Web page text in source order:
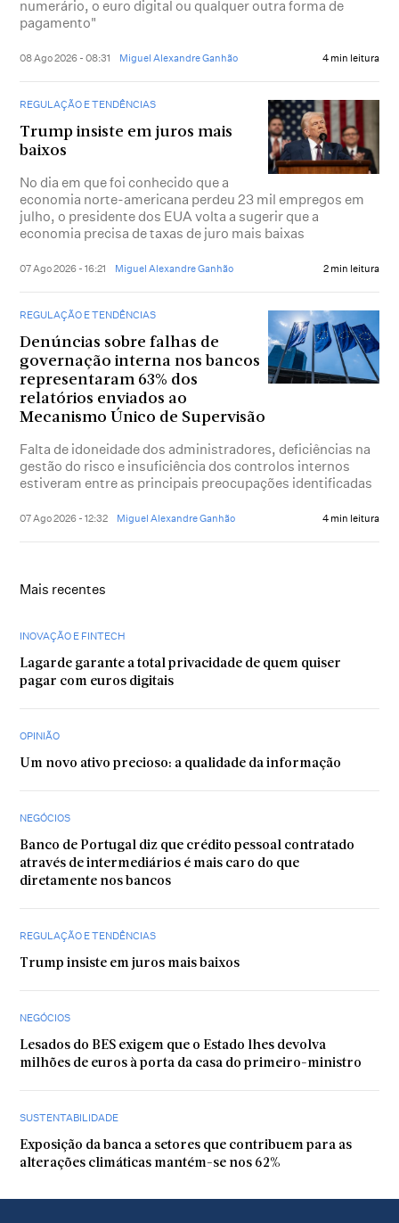
numerário, o euro digital ou qualquer outra forma de
pagamento"
08 Ago 2026 - 08:31 Miguel Alexandre Ganhão 4 min leitura
REGULAÇÃO E TENDÊNCIAS
Trump insiste em juros mais
baixos
No dia em que foi conhecido que a
economia norte-americana perdeu 23 mil empregos em
julho, o presidente dos EUA volta a sugerir que a
economia precisa de taxas de juro mais baixas
07 Ago 2026 - 16:21 Miguel Alexandre Ganhão 2 min leitura
REGULAÇÃO E TENDÊNCIAS
Denúncias sobre falhas de
governação interna nos bancos
representaram 63% dos
relatórios enviados ao
Mecanismo Único de Supervisão
Falta de idoneidade dos administradores, deficiências na
gestão do risco e insuficiência dos controlos internos
estiveram entre as principais preocupações identificadas
07 Ago 2026 - 12:32 Miguel Alexandre Ganhão 4 min leitura
Mais recentes
INOVAÇÃO E FINTECH
Lagarde garante a total privacidade de quem quiser
pagar com euros digitais
OPINIÃO
Um novo ativo precioso: a qualidade da informação
NEGÓCIOS
Banco de Portugal diz que crédito pessoal contratado
através de intermediários é mais caro do que
diretamente nos bancos
REGULAÇÃO E TENDÊNCIAS
Trump insiste em juros mais baixos
NEGÓCIOS
Lesados do BES exigem que o Estado lhes devolva
milhões de euros à porta da casa do primeiro-ministro
SUSTENTABILIDADE
Exposição da banca a setores que contribuem para as
alterações climáticas mantém-se nos 62%